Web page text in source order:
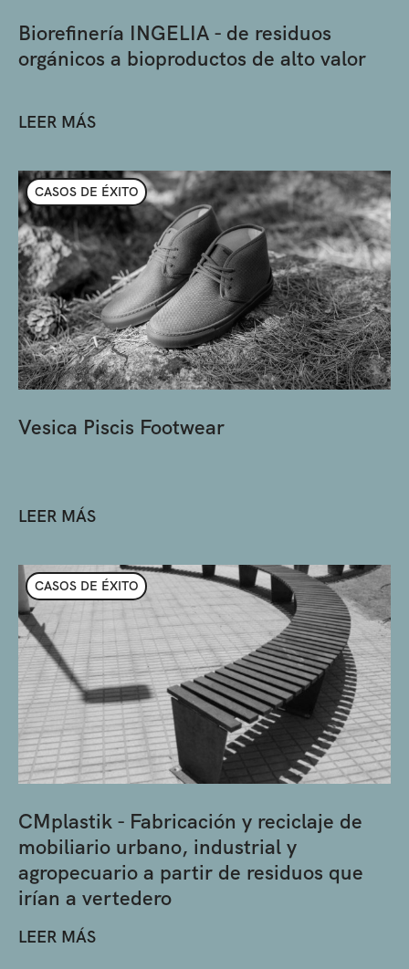
Biorefinería INGELIA - de residuos
orgánicos a bioproductos de alto valor
LEER MÁS
CASOS DE ÉXITO
Vesica Piscis Footwear
LEER MÁS
CASOS DE ÉXITO
CMplastik - Fabricación y reciclaje de
mobiliario urbano, industrial y
agropecuario a partir de residuos que
irían a vertedero
LEER MÁS